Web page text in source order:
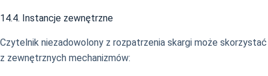
14.4. Instancje zewnętrzne
Czytelnik niezadowolony z rozpatrzenia skargi może skorzystać
z zewnętrznych mechanizmów: